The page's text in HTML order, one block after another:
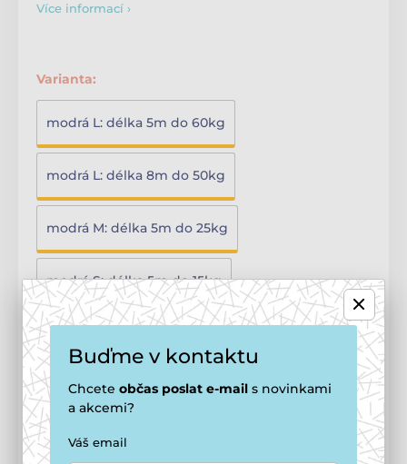
Více informací ›
Varianta:
modrá L: délka 5m do 60kg
modrá L: délka 8m do 50kg
modrá M: délka 5m do 25kg
modrá S: délka 5m do 15kg
modrá XS: délka 3m do 12kg
růžová M: délka 5m do 25kg
růžová S: délka 5m do 15kg
Buďme v kontaktu
Chcete občas poslat e-mail s novinkami
a akcemi?
Váš email